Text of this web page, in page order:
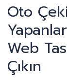
Oto
Web
Çıkın